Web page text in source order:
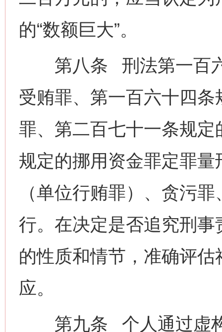
的“数额巨大”。
第八条 刑法第一百六
受贿罪、第一百六十四
罪、第二百七十一条规
规定的挪用资金罪定罪
（单位行贿罪）、贪污
行。在决定是否追究刑
的性质和情节，准确评
应。
第九条 个人通过虚构